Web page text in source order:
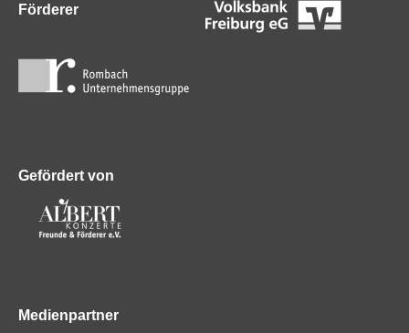
Förderer
Gefördert von
Medienpartner